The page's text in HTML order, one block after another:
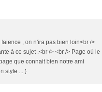
, on n'ira pas bien loin<br />
à ce sujet .<br /> <br /> Page où le
que connait bien notre ami
style ... )